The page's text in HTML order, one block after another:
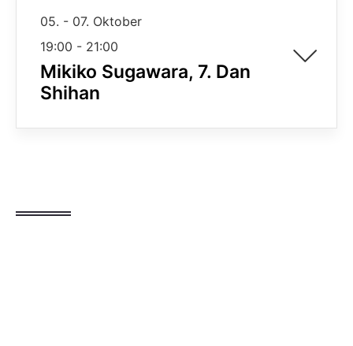
05. - 07. Oktober
19:00 - 21:00
Mikiko Sugawara, 7. Dan
Shihan